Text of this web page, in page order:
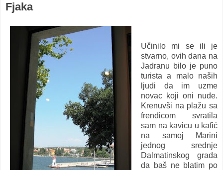
Fjaka
Učinilo mi se ili je
stvarno, ovih dana na
Jadranu bilo je puno
turista a malo naših
ljudi da im uzme
novac koji oni nude.
Krenuvši na plažu sa
frendicom svratila
sam na kavicu u kafić
na samoj Marini
jednog srednje
Dalmatinskog grada
da baš ne blatim po